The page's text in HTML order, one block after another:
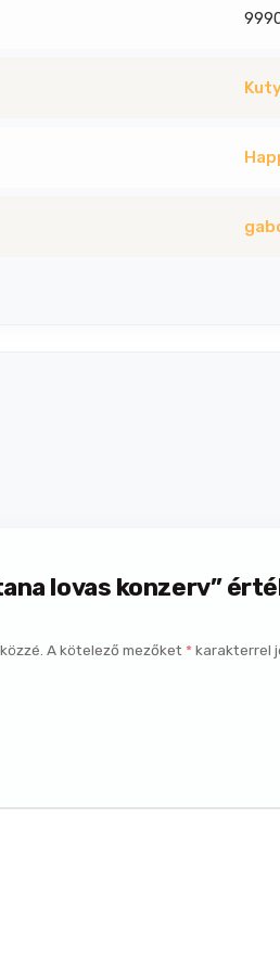
lovas konzerv”
A kötelező mezőket *karakterrel